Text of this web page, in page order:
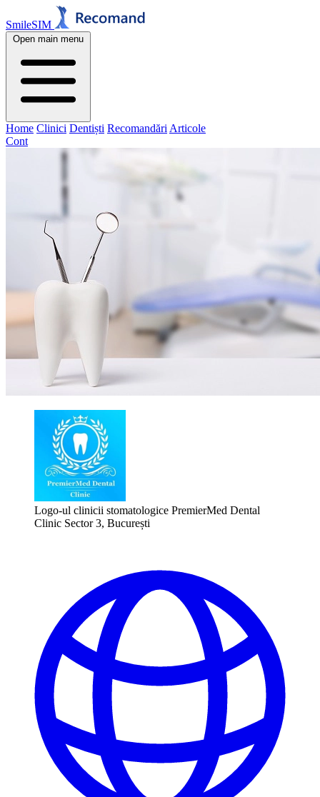
SmileSIM
Open main menu
Home Clinici Dentiști Recomandări Articole
Cont
Logo-ul clinicii stomatologice PremierMed Dental
Clinic Sector 3, București